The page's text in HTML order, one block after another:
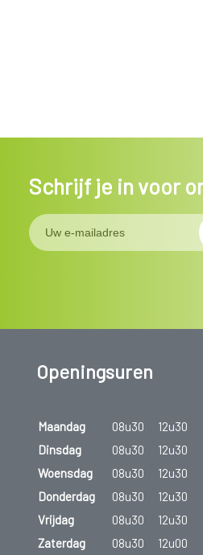
Schrijf je in voor
Openingsuren
Maandag 08u30 12u30
Dinsdag
08u30 12u30
Woensdag
08u30 12u30
Donderdag
08u30 12u30
Vrijdag
08u30 12u30
Zaterdag
08u30
12u00